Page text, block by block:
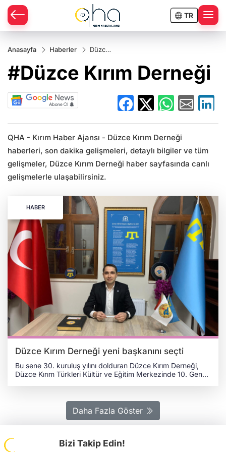
TR
Anasayfa Haberler
Düzce
Derneği
#Düzce Kırım Derneği
QHA - Kırım Haber Ajansı - Düzce Kırım Derneği
haberleri, son dakika gelişmeleri, detaylı bilgiler ve tüm
gelişmeler, Düzce Kırım Derneği haber sayfasında canlı
gelişmelerle ulaşabilirsiniz.
HABER
Düzce Kırım Derneği yeni başkanını seçti
Bu sene 30. kuruluş yılını dolduran Düzce Kırım Derneği,
Düzce Kırım Türkleri Kültür ve Eğitim Merkezinde 10. Genel
okunmasıyla başlayan programda; Kırım Tatar halkının
millî lideri, Ukrayna Milletvekili Mustafa Abdülcemil
Kırımoğlu'nun yaş günü tebrik edildi. Eski yönetim
hesaplarının kontrol edildiği Genel Kurul'da bütçe
Heyeti ve Yönetim Kurulu seçimleri yapıldı. Bu
Daha Fazla Göster
Bizi Takip Edin!